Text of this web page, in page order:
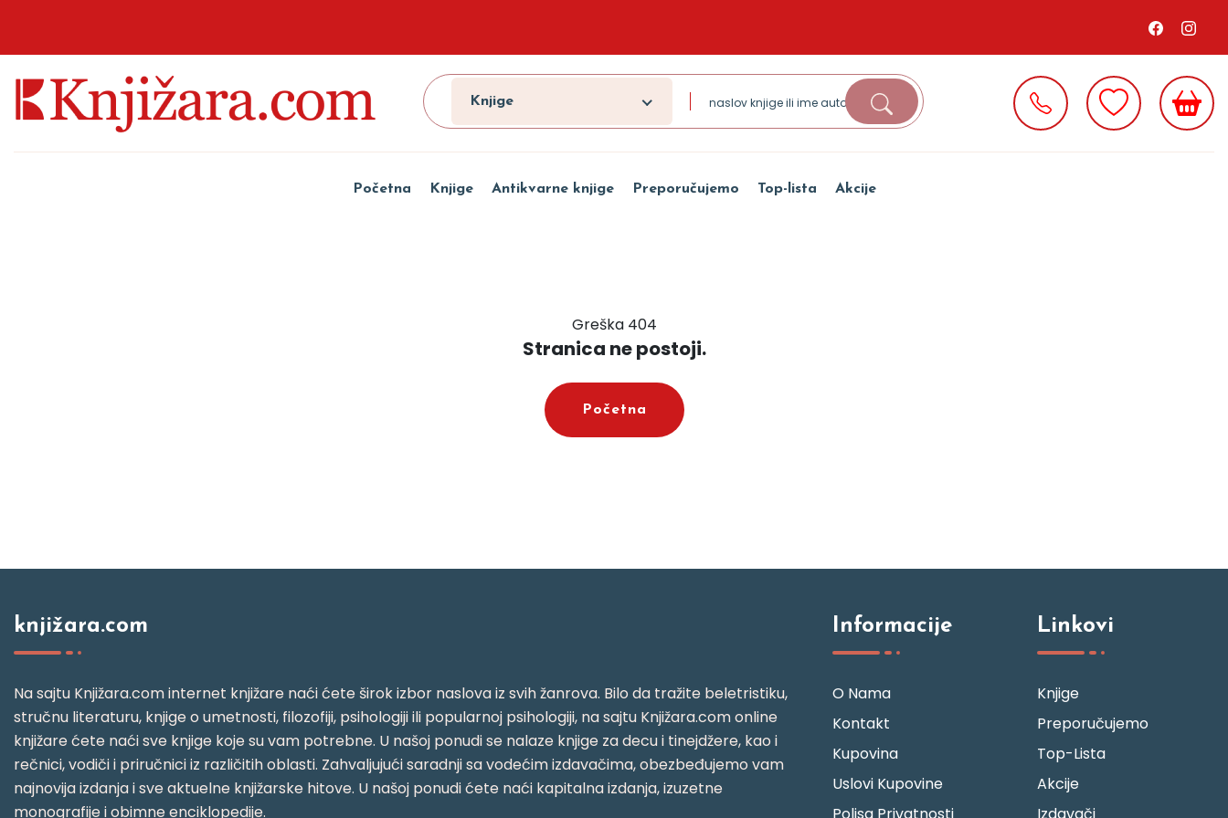
Knjige
Početna Knjige Antikvarne knjige Preporučujemo Top-lista Akcije
Greška 404
Stranica ne postoji.
Početna
knjižara.com
Na sajtu Knjižara.com internet knjižare naći ćete širok izbor naslova iz svih žanrova. Bilo da tražite beletristiku,
stručnu literaturu, knjige o umetnosti, filozofiji, psihologiji ili popularnoj psihologiji, na sajtu Knjižara.com online
knjižare ćete naći sve knjige koje su vam potrebne. U našoj ponudi se nalaze knjige za decu i tinejdžere, kao i
rečnici, vodiči i priručnici iz različitih oblasti. Zahvaljujući saradnji sa vodećim izdavačima, obezbeđujemo vam
najnovija izdanja i sve aktuelne knjižarske hitove. U našoj ponudi ćete naći kapitalna izdanja, izuzetne
monografije i obimne enciklopedije.
Informacije
O Nama
Kontakt
Kupovina
Uslovi Kupovine
Linkovi
Knjige
Preporučujemo
Top-Lista
Akcije